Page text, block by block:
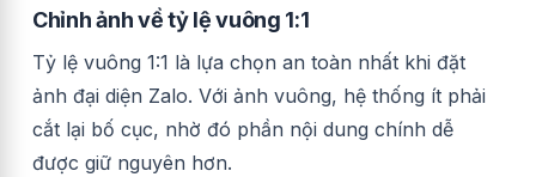
Chỉnh ảnh về tỷ lệ vuông 1:1
Tỷ lệ vuông 1:1 là lựa chọn an toàn nhất khi đặt
ảnh đại diện Zalo. Với ảnh vuông, hệ thống ít phải
cắt lại bố cục, nhờ đó phần nội dung chính dễ
được giữ nguyên hơn.